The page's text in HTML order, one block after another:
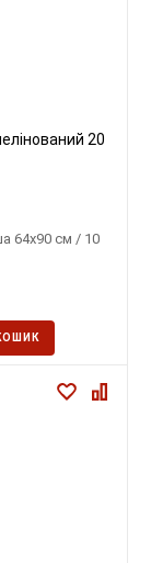
20
64х90 см / 10